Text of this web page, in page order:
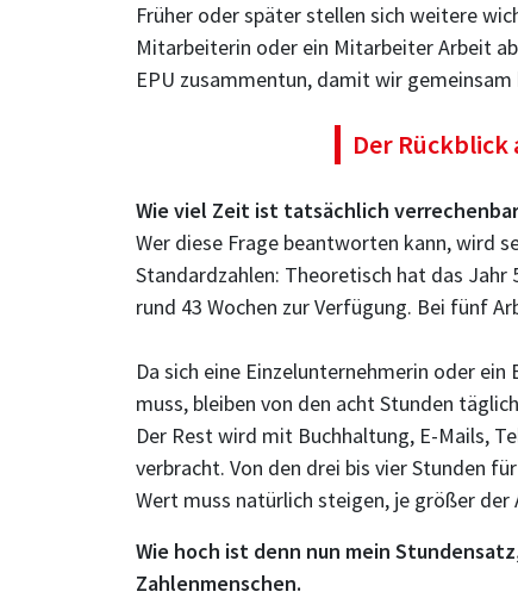
Früher oder später stellen sich weitere
Mitarbeiterin oder ein Mitarbeiter Arbeit
EPU zusammentun, damit wir
Der Rückblick
Wie viel Zeit ist tatsächlich
Wer diese Frage beantworten kann, wird
Standardzahlen: Theoretisch hat das Jahr
rund 43 Wochen zur Verfügung. Bei fünf
Da sich eine Einzelunternehmerin oder
muss, bleiben von den acht Stunden
Der Rest wird mit Buchhaltung, E-Mails,
verbracht. Von den drei bis vier Stunden
Wert muss natürlich steigen, je größer
Wie hoch ist denn nun mein
Zahlenmenschen.